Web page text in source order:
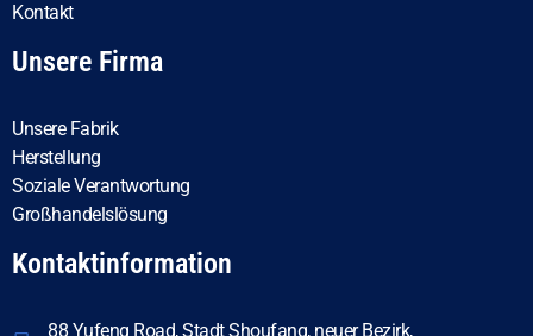
Kontakt
Unsere Firma
Unsere Fabrik
Herstellung
Soziale Verantwortung
Großhandelslösung
Kontaktinformation
88 Yufeng Road, Stadt Shoufang, neuer Bezirk,